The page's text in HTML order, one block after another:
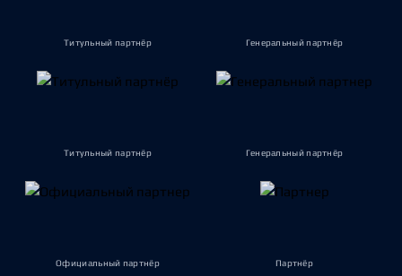
Титульный партнёр Генеральный партнёр
Титульный партнёр Генеральный партнёр
Официальный партнёр Партнёр